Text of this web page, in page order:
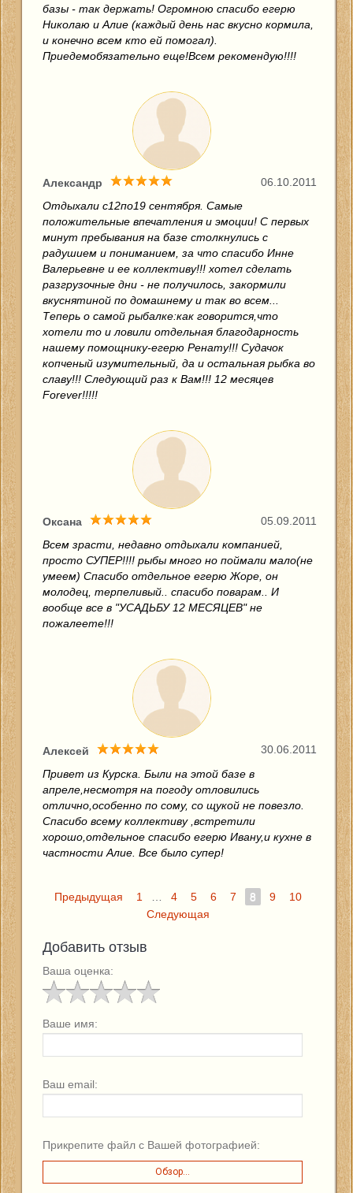
базы - так держать! Огромною спасибо егерю
Николаю и Алие (каждый день нас вкусно кормила,
и конечно всем кто ей помогал).
Приедемобязательно еще!Всем рекомендую!!!!
06.10.2011
Александр
Отдыхали с12по19 сентября. Самые
положительные впечатления и эмоции! С первых
минут пребывания на базе столкнулись с
радушием и пониманием, за что спасибо Инне
Валерьевне и ее коллективу!!! хотел сделать
разгрузочные дни - не получилось, закормили
вкуснятиной по домашнему и так во всем...
Теперь о самой рыбалке:как говорится,что
хотели то и ловили отдельная благодарность
нашему помощнику-егерю Ренату!!! Судачок
копченый изумительный, да и остальная рыбка во
славу!!! Следующий раз к Вам!!! 12 месяцев
Forever!!!!!
05.09.2011
Оксана
Всем зрасти, недавно отдыхали компанией,
просто СУПЕР!!!! рыбы много но поймали мало(не
умеем) Спасибо отдельное егерю Жоре, он
молодец, терпеливый.. спасибо поварам.. И
вообще все в "УСАДЬБУ 12 МЕСЯЦЕВ" не
пожалеете!!!
30.06.2011
Алексей
Привет из Курска. Были на этой базе в
апреле,несмотря на погоду отловились
отлично,особенно по сому, со щукой не повезло.
Спасибо всему коллективу ,встретили
хорошо,отдельное спасибо егерю Ивану,и кухне в
частности Алие. Все было супер!
Предыдущая 1 4 5 6 7 8 9
10
Следующая
Добавить отзыв
Ваша оценка:
Ваше имя:
Ваш email:
Прикрепите файл с Вашей фотографией:
Обзор...